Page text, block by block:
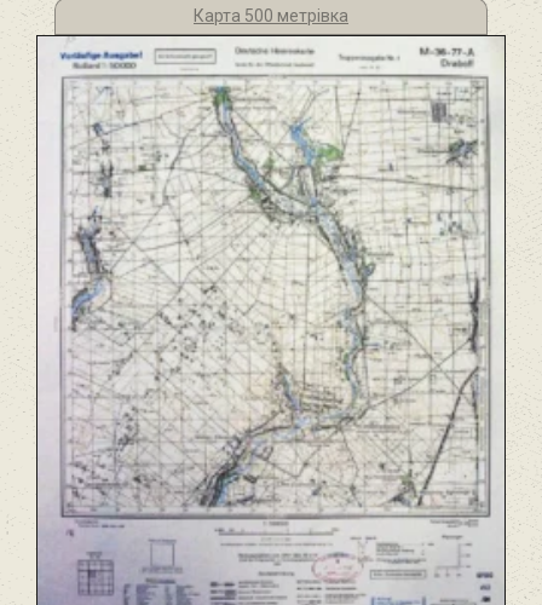
Карта 500 метрівка